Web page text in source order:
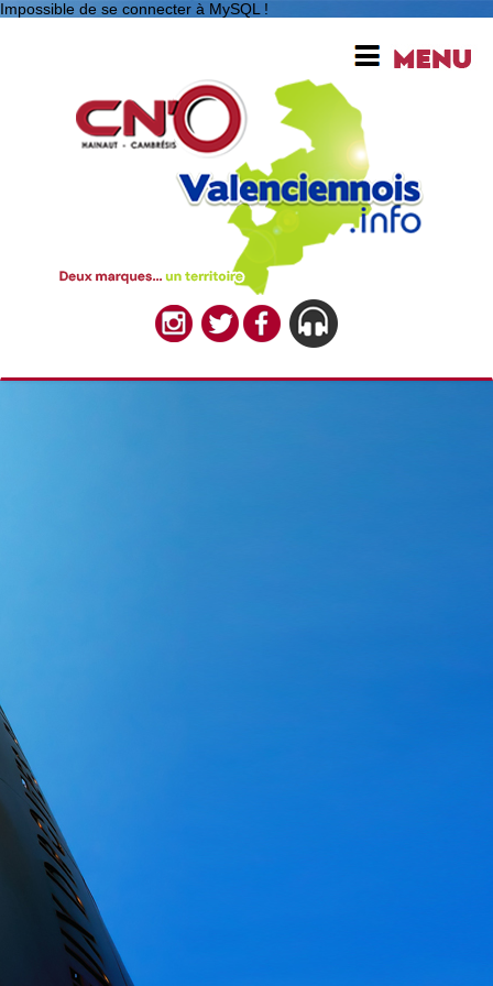
Impossible de se connecter à MySQL !